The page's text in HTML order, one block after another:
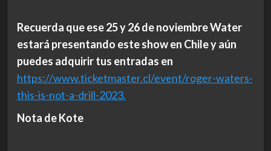
Recuerda que ese 25 y 26 de noviembre Water
estará presentando este show en Chile y aún
puedes adquirir tus entradas en
https://www.ticketmaster.cl/event/roger-waters-
this-is-not-a-drill-2023.
Nota de Kote